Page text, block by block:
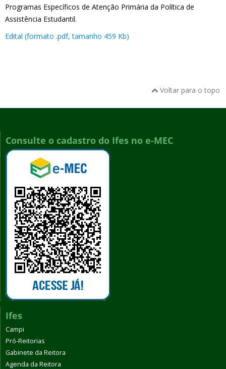
Programas Específicos de Atenção Primária da Política de
Assistência Estudantil.
Edital (formato .pdf, tamanho 459 Kb)
Voltar para o topo
Consulte o cadastro do Ifes no e-MEC
Ifes
Campi
Pró-Reitorias
Gabinete da Reitora
Agenda da Reitora